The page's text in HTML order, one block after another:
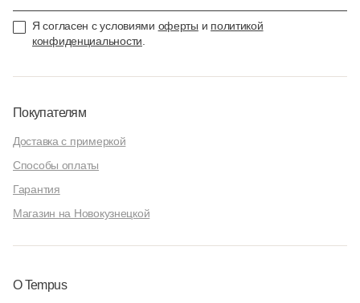
Я согласен с условиями оферты и политикой
конфиденциальности
Покупателям
Доставка с примеркой
Способы оплаты
Гарантия
Магазин на Новокузнецкой
О Tempus